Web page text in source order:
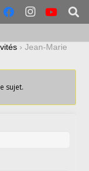
› Jean-Marie
sujet.